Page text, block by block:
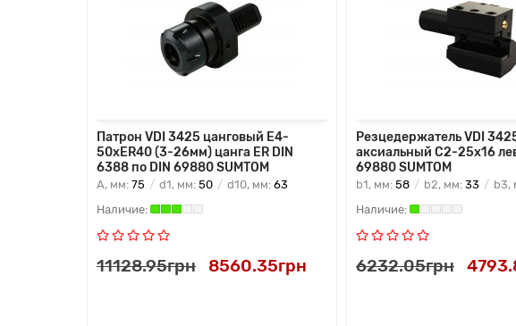
Патрон VDI 3425 цанговый E4-
50xER40 (3-26мм) цанга ER DIN
6388 по DIN 69880 SUMTOM
A, мм: 75 d1, мм: 50 d10, мм: 63
11128.95грн 8560.35грн
Резцедержатель VDI
аксиальный C2-25х16
69880 SUMTOM
b1, мм: 58 b2, мм: 33 b3,
6232.05грн